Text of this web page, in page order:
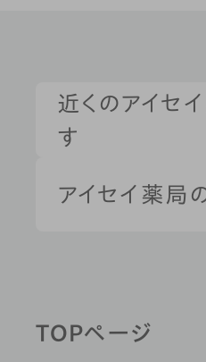
キーワード検索
近くのアイセ
す
アイセイ薬局
TOPページ